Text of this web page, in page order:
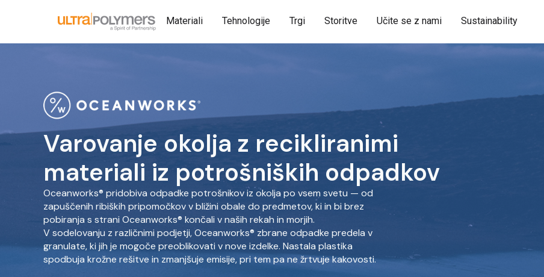
Materiali Tehnologije Trgi Storitve Učite se z nami Sustainability
Varovanje okolja z recikliranimi
materiali iz potrošniških odpadkov
Oceanworks® pridobiva odpadke potrošnikov iz okolja po vsem svetu — od
zapuščenih ribiških pripomočkov v bližini obale do predmetov, ki in bi brez
pobiranja s strani Oceanworks® končali v naših rekah in morjih.
V sodelovanju z različnimi podjetji, Oceanworks® zbrane odpadke predela v
granulate, ki jih je mogoče preoblikovati v nove izdelke. Nastala plastika
spodbuja krožne rešitve in zmanjšuje emisije, pri tem pa ne žrtvuje kakovosti.